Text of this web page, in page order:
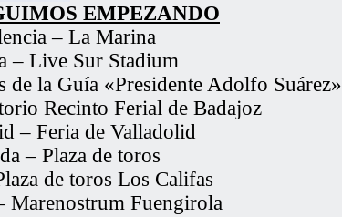
EMPEZANDO
– La Marina
– Live Sur Stadium
la Guía «Presidente Adolfo Suárez»
Recinto Ferial de Badajoz
– Feria de Valladolid
– Plaza de toros
de toros Los Califas
Marenostrum Fuengirola